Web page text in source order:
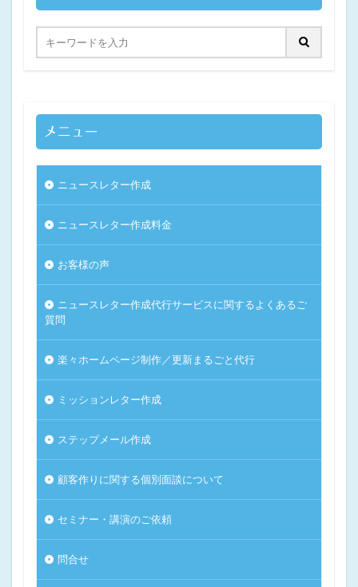
メニュー
ニュースレター作成
ニュースレター作成料金
お客様の声
ニュースレター作成代行サービスに関するよくあるご
質問
楽々ホームページ制作／更新まるごと代行
ミッションレター作成
ステップメール作成
顧客作りに関する個別面談について
セミナー・講演のご依頼
問合せ